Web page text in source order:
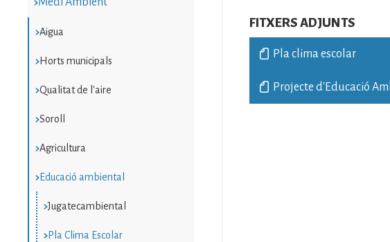
Aigua
Horts municipals
Qualitat de l'aire
Soroll
Agricultura
Educació ambiental
Jugatecambiental
Pla Clima Escolar
FITXERS ADJUNTS
Pla clima escolar
Projecte d'Educació